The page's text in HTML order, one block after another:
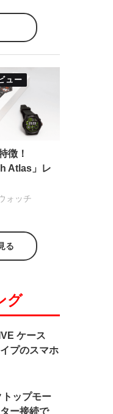
ュー
徴！
Atlas」レ
ォッチ
る
グ
ケース
プのスマホ
ップモー
ー接続で